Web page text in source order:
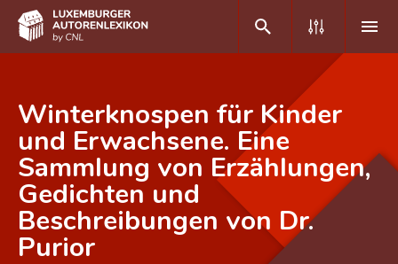
DE FR
Home
Autor(inn)en A-Z
Erweiterte Suche
Winterknospen für Kinder
und Erwachsene. Eine
Sammlung von Erzählungen,
Gedichten und
Beschreibungen von Dr.
Purior